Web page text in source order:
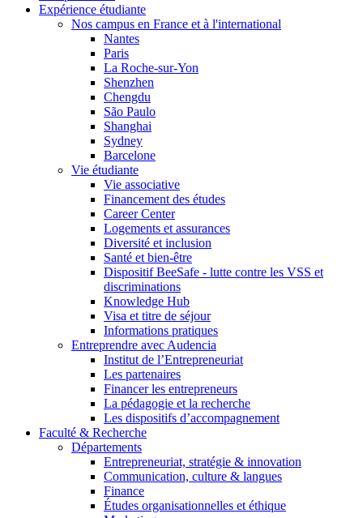
Expérience étudiante
Nos campus en France et à l'international
Nantes
Paris
La Roche-sur-Yon
Shenzhen
Chengdu
São Paulo
Shanghai
Sydney
Barcelone
Vie étudiante
Vie associative
Financement des études
Career Center
Logements et assurances
Diversité et inclusion
Santé et bien-être
Dispositif BeeSafe - lutte contre les VSS et
discriminations
Knowledge Hub
Visa et titre de séjour
Informations pratiques
Entreprendre avec Audencia
Institut de l’Entrepreneuriat
Les partenaires
Financer les entrepreneurs
La pédagogie et la recherche
Les dispositifs d’accompagnement
Faculté & Recherche
Départements
Entrepreneuriat, stratégie & innovation
Communication, culture & langues
Finance
Études organisationnelles et éthique